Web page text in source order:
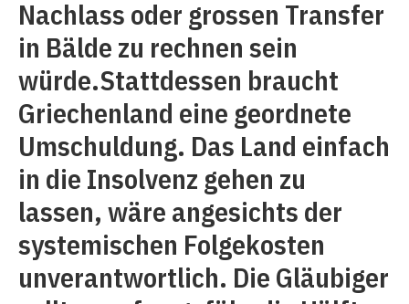
Nachlass oder grossen Transfer
in Bälde zu rechnen sein
würde.Stattdessen braucht
Griechenland eine geordnete
Umschuldung. Das Land einfach
in die Insolvenz gehen zu
lassen, wäre angesichts der
systemischen Folgekosten
unverantwortlich. Die Gläubiger